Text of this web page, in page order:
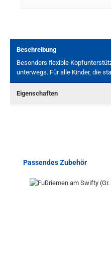
Beschreibung
Besonders flexible
unterwegs. Für alle Kinder, die
Eigenschaften
Produktgalerie überspringen
Passendes Zubehör